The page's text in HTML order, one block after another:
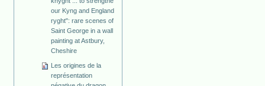
our Kyng and England
ryght": rare scenes of
Saint George in a wall
painting at Astbury,
Cheshire
Les origines de la
représentation